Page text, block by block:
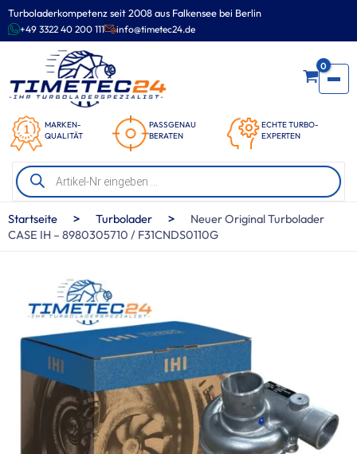
Turboladerkompetenz seit 2008 aus Falkensee bei Berlin
+49 3322 40 200 111 info@timetec24.de
MARKEN-
QUALITÄT
PASSGENAU
BERATEN
ECHTE TURBO-
EXPERTEN
0
Products
search
Zum
Inhalt
springen
Startseite > Turbolader >
Neuer Original Turbolader
CASE IH – 8980305710 / F31CNDS0110G